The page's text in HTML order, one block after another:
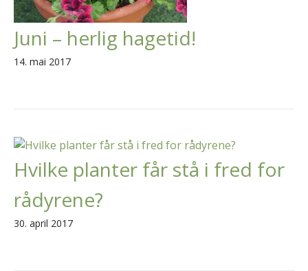
Juni – herlig hagetid!
14. mai 2017
Hvilke planter får stå i fred for
rådyrene?
30. april 2017